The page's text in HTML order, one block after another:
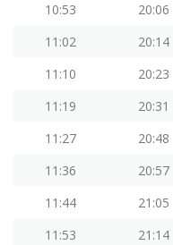
10:53
20:06
11:02
20:14
11:10
20:23
11:19
20:31
11:27
20:48
11:36
20:57
11:44
21:05
11:53
21:14